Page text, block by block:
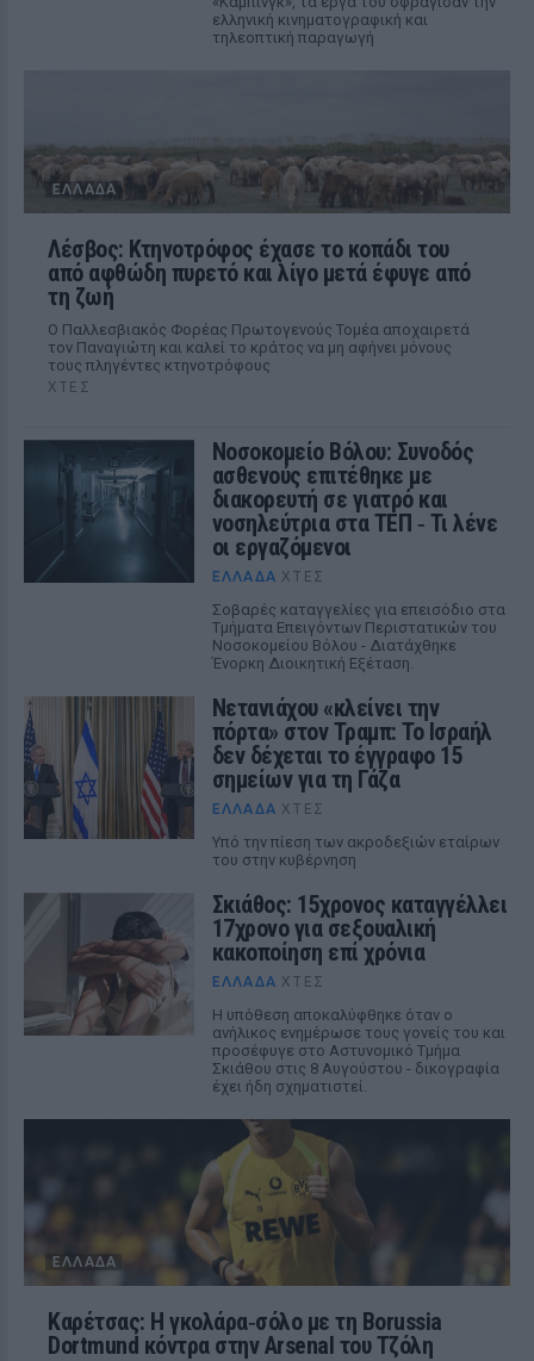
ελληνική κινηματογραφική και
τηλεοπτική παραγωγή
ΕΛΛΆΔΑ
Λέσβος: Κτηνοτρόφος έχασε το κοπάδι του
από αφθώδη πυρετό και λίγο μετά έφυγε από
τη ζωή
Ο Παλλεσβιακός Φορέας Πρωτογενούς Τομέα αποχαιρετά
τον Παναγιώτη και καλεί το κράτος να μη αφήνει μόνους
τους πληγέντες κτηνοτρόφους
ΧΤΕΣ
Νοσοκομείο Βόλου: Συνοδός
ασθενούς επιτέθηκε με
διακορευτή σε γιατρό και
νοσηλεύτρια στα ΤΕΠ ‑ Τι λένε
οι εργαζόμενοι
ΕΛΛΆΔΑ ΧΤΕΣ
Σοβαρές καταγγελίες για επεισόδιο στα
Τμήματα Επειγόντων Περιστατικών του
Νοσοκομείου Βόλου - Διατάχθηκε
Ένορκη Διοικητική Εξέταση.
Νετανιάχου «κλείνει την
πόρτα» στον Τραμπ: Το Ισραήλ
δεν δέχεται το έγγραφο 15
σημείων για τη Γάζα
ΕΛΛΆΔΑ ΧΤΕΣ
Υπό την πίεση των ακροδεξιών εταίρων
του στην κυβέρνηση
Σκιάθος: 15χρονος καταγγέλλει
17χρονο για σεξουαλική
κακοποίηση επί χρόνια
ΕΛΛΆΔΑ ΧΤΕΣ
Η υπόθεση αποκαλύφθηκε όταν ο
ανήλικος ενημέρωσε τους γονείς του και
προσέφυγε στο Αστυνομικό Τμήμα
Σκιάθου στις 8 Αυγούστου - δικογραφία
έχει ήδη σχηματιστεί.
ΕΛΛΆΔΑ
Καρέτσας: Η γκολάρα‑σόλο με τη Borussia
Dortmund κόντρα στην Arsenal του Τζόλη